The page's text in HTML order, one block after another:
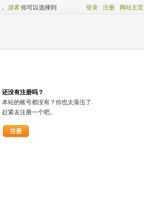
网站主页
注册
登录
游客你可以选择到
还没有注册吗？
本站的账号都没有？你也太落伍了
赶紧去注册一个吧。
注册